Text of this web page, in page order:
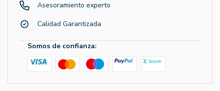
Asesoramiento experto
Calidad Garantizada
Somos de confianza: